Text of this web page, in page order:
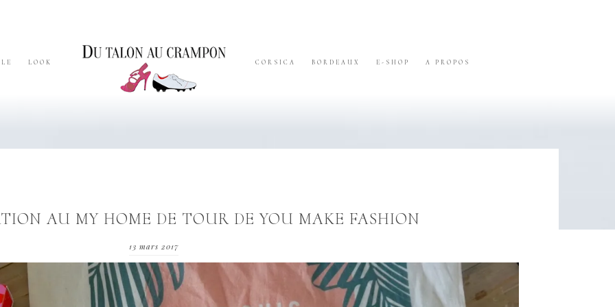
LOOK CORSICA BORDEAUX E-SHOP A PROPOS
AU MY HOME DE TOUR DE YOU MAKE FASHION
13 mars 2017